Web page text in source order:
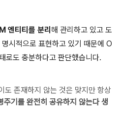
엔티티를 분리 해 관리하고 있고 도
시적으로 표현하고 있기 때문에 O
로도 충분하다고 판단했습니다.
존재하지 않는 것은 맞지만 항상
주기를 완전히 공유하지 않는다 생